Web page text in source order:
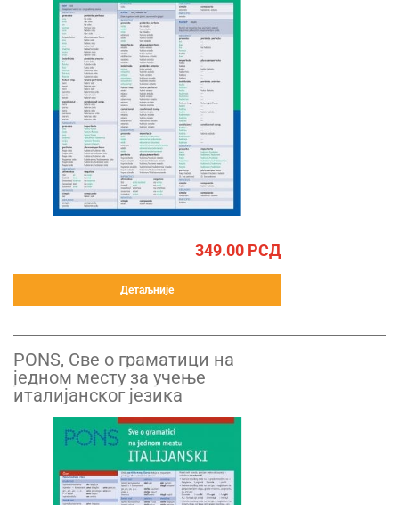
349.00 РСД
Детаљније
PONS, Све о граматици на
једном месту за учење
италијанског језика